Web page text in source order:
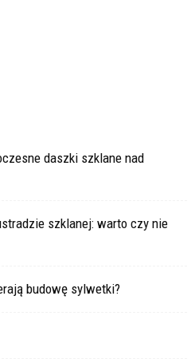
daszki szklane nad
szklanej: warto czy nie
budowę sylwetki?